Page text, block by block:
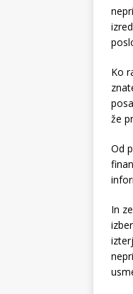
Ko
že
Od
In